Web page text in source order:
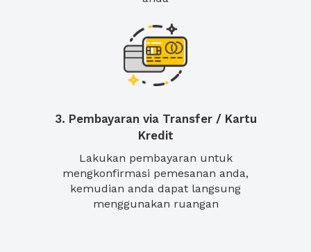
3. Pembayaran via Transfer / Kartu
Kredit
Lakukan pembayaran untuk
mengkonfirmasi pemesanan anda,
kemudian anda dapat langsung
menggunakan ruangan